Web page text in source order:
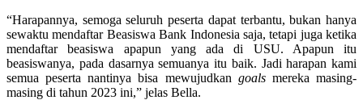
“Harapannya, semoga seluruh peserta dapat terbantu, bukan hanya
sewaktu mendaftar Beasiswa Bank Indonesia saja, tetapi juga ketika
mendaftar beasiswa apapun yang ada di USU. Apapun itu
beasiswanya, pada dasarnya semuanya itu baik. Jadi harapan kami
semua peserta nantinya bisa mewujudkan goals mereka masing-
masing di tahun 2023 ini,” jelas Bella.